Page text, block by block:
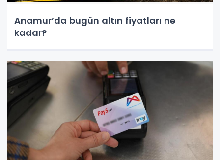
Anamur’da bugün altın fiyatları ne
kadar?